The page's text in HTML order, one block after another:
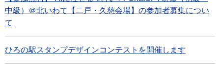
中級）＠北いわて【二戸・久慈会場】の参加者募集につい
て
ひろの駅スタンプデザインコンテストを開催します